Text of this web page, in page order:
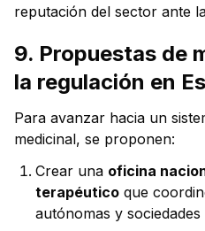
reputación del sector ante
9. Propuestas de
la regulación en
Para avanzar hacia un
medicinal, se proponen:
Crear una oficina
terapéutico que
autónomas y sociedades